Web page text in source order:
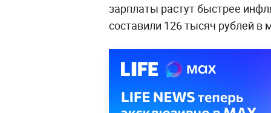
зарплаты растут быстрее
составили 126 тысяч рублей в